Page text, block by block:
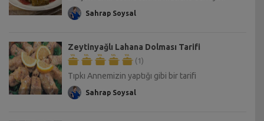
Sahrap Soysal
Zeytinyağlı Lahana Dolması Tarifi
(1)
Tıpkı Annemizin yaptığı gibi bir tarifi
Sahrap Soysal